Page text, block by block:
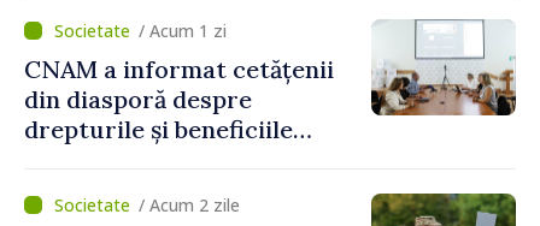
/ Acum 1 zi
CNAM a informat cetățenii
din diasporă despre
drepturile și beneficiile
/ Acum 2 zile